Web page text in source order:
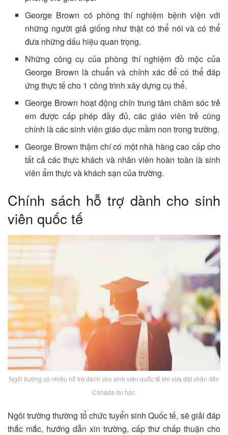
George Brown có phòng thí nghiệm bệnh viện với
những người giả giống như thật có thể nói và có thể
đưa những dấu hiệu quan trọng.
Những công cụ của phòng thí nghiệm đồ mộc của
George Brown là chuẩn và chính xác để có thể đáp
ứng thực tế cho 1 công trình xây dựng cụ thể.
George Brown hoạt động chín trung tâm chăm sóc trẻ
em được cấp phép đầy đủ, các giáo viên trẻ cũng
chính là các sinh viên giáo dục mầm non trong trường.
George Brown thậm chí có một nhà hàng cao cấp cho
tất cả các thực khách và nhân viên hoàn toàn là sinh
viên ẩm thực và khách sạn của trường.
Chính sách hỗ trợ dành cho sinh
viên quốc tế
Ngôi trường có nhiều hỗ trợ dành cho sinh viên quốc tế khi vừa đặt chân đến
Canada du học.
Ngôi trường thường tổ chức tuyển sinh Quốc tế, sẽ giải đáp
thắc mắc, hướng dẫn xin trường, cấp thư chấp thuận cho